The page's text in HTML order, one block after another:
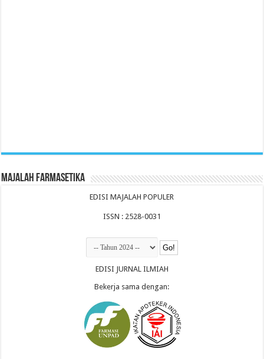
Majalah Farmasetika
EDISI MAJALAH POPULER
ISSN : 2528-0031
EDISI JURNAL ILMIAH
Bekerja sama dengan: